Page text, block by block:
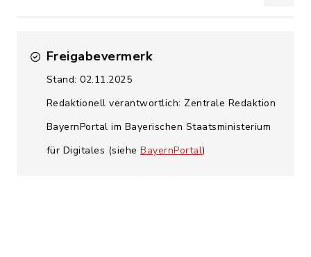
Freigabevermerk
Stand: 02.11.2025
Redaktionell verantwortlich: Zentrale Redaktion
BayernPortal im Bayerischen Staatsministerium
für Digitales (siehe BayernPortal)